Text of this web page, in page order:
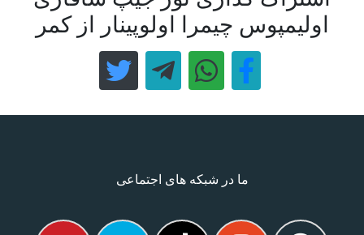
اولیمپوس چیمرا اولوپینار از کمر
ما در شبکه های اجتماعی